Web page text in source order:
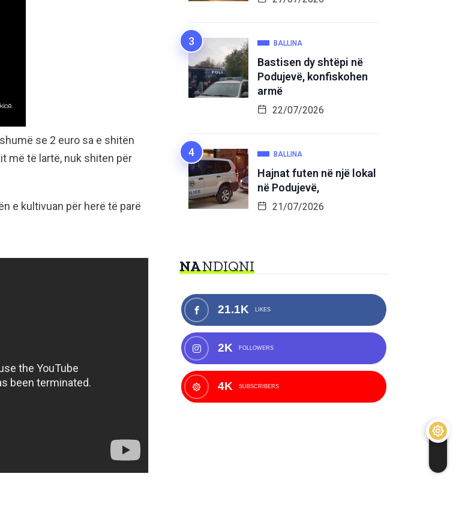
se 2 euro sa e shitën
më të lartë, nuk shiten për
e kultivuan për herë të parë
BALLINA
Bastisen dy shtëpi në
Podujevë, konfiskohen
armë
22/07/2026
BALLINA
Hajnat futen në një lokal
në Podujevë,
21/07/2026
NANDIQNI
21.1K LIKES
2K FOLLOWERS
4K SUBSCRIBERS